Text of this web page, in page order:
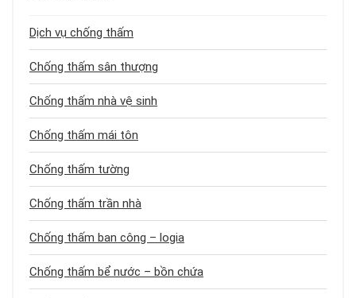
Dịch vụ chống thấm
Chống thấm sân thượng
Chống thấm nhà vệ sinh
Chống thấm mái tôn
Chống thấm tường
Chống thấm trần nhà
Chống thấm ban công – logia
Chống thấm bể nước – bồn chứa